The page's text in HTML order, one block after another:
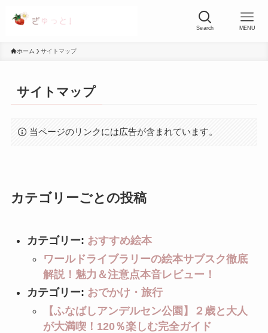
Search MENU
ホーム サイトマップ
サイトマップ
当ページのリンクには広告が含まれています。
カテゴリーごとの投稿
カテゴリー: おすすめ絵本
ワールドライブラリーの絵本サブスク徹底
解説！魅力＆注意点本音レビュー！
カテゴリー: おでかけ・旅行
【ふなばしアンデルセン公園】２歳と大人
が大満喫！120％楽しむ完全ガイド